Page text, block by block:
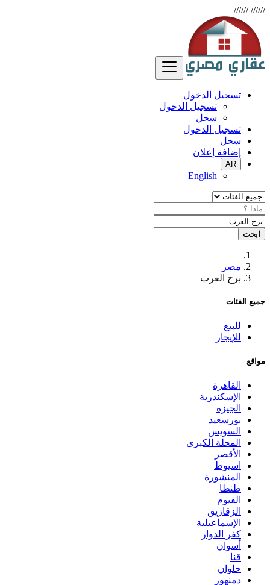
//////
//////
تسجيل الدخول
تسجيل الدخول
سجل
تسجيل الدخول
سجل
إضافة إعلان
AR
English
ابحث
مصر
برج العرب
جميع الفئات
للبيع
للإيجار
مواقع
القاهرة
الإسكندرية
الجيزة
بورسعيد
السويس
المحلة الكبرى
الأقصر
اسيوط
المنشورة
طنطا
الفيوم
الزقازيق
الإسماعيلية
كفر الدوار
أسوان
قنا
حلوان
دمنهور